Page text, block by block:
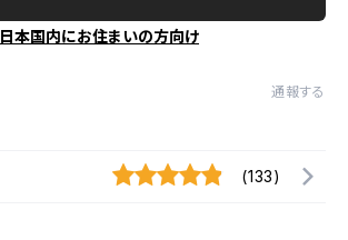
日本国内にお住まいの方向け
通報する
(133)